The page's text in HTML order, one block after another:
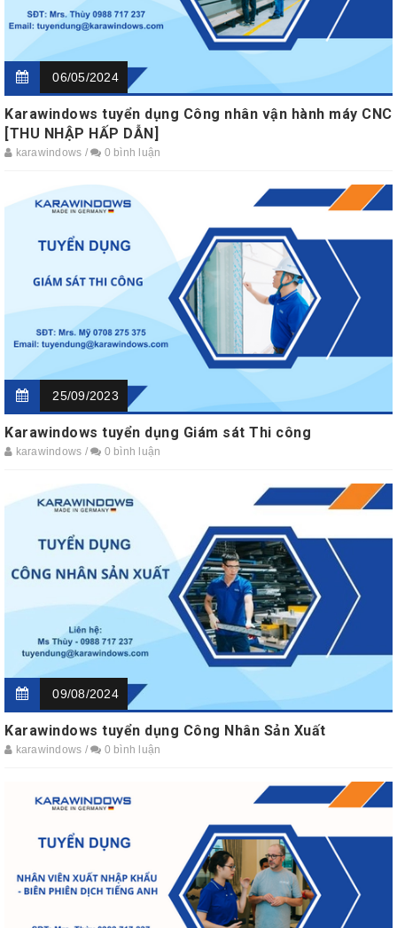
06/05/2024
Karawindows tuyển dụng Công nhân vận hành máy CNC
[THU NHẬP HẤP DẪN]
karawindows / 0 bình luận
25/09/2023
Karawindows tuyển dụng Giám sát Thi công
karawindows / 0 bình luận
09/08/2024
Karawindows tuyển dụng Công Nhân Sản Xuất
karawindows / 0 bình luận